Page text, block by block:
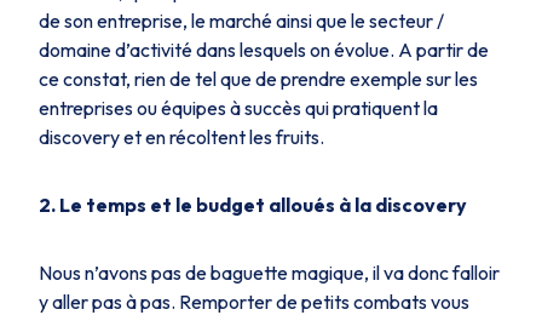
de son entreprise, le marché ainsi que le secteur /
domaine d’activité dans lesquels on évolue. A partir de
ce constat, rien de tel que de prendre exemple sur les
entreprises ou équipes à succès qui pratiquent la
discovery et en récoltent les fruits.
2. Le temps et le budget alloués à la discovery
Nous n’avons pas de baguette magique, il va donc falloir
y aller pas à pas. Remporter de petits combats vous